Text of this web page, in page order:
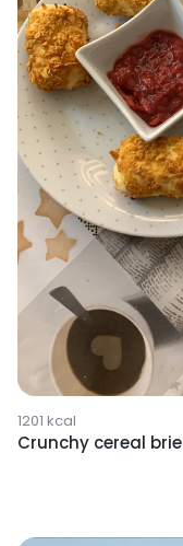
1201 kcal
Crunchy cereal brie